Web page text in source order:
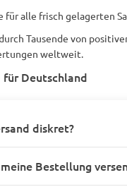
für alle frisch gelagerten
Tausende von
weltweit.
für Deutschland
diskret?
Bestellung